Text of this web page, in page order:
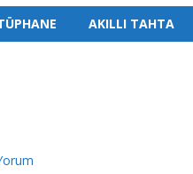
AKILLI TAHTA